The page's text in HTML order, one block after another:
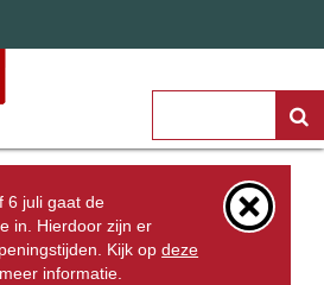
6 juli gaat de
in. Hierdoor zijn er
Kijk opdeze
informatie.